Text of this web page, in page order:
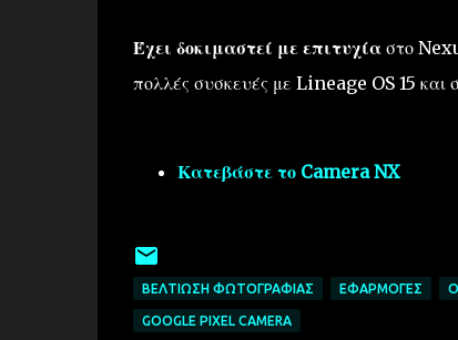
Έχει δοκιμαστεί με επιτυχίαστο
πολλές συσκευές με Lineage OS 15 και
Κατεβάστε το Camera NX
ΒΕΛΤΊΩΣΗ ΦΩΤΟΓΡΑΦΊΑΣ ΕΦΑΡΜΟΓΈΣ
GOOGLE PIXEL CAMERA